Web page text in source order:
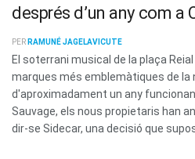
després d’un any com a
PER RAMUNÉ JAGELAVICUTE
El soterrani musical de la plaça
marques més emblemàtiques de la
d'aproximadament un any
Sauvage, els nous propietaris han
dir-se Sidecar, una decisió que